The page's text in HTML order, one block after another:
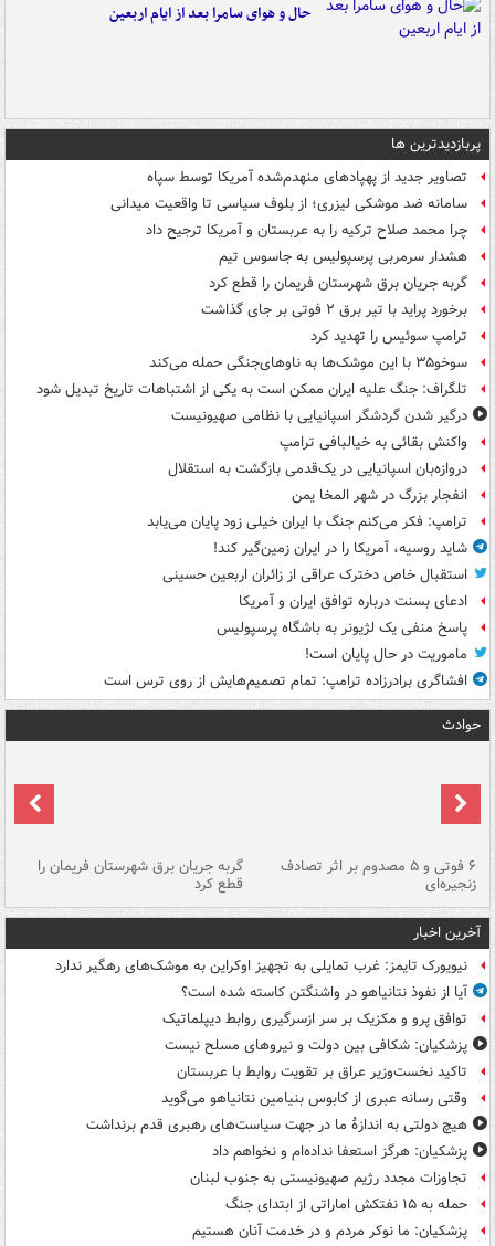
حال و هوای سامرا بعد از ایام اربعین
پربازدیدترین ها
تصاویر جدید از پهپادهای منهدم‌شده آمریکا توسط سپاه
سامانه ضد موشکی لیزری؛ از بلوف سیاسی تا واقعیت میدانی
چرا محمد صلاح ترکیه را به عربستان و آمریکا ترجیح داد
هشدار سرمربی پرسپولیس به جاسوس تیم
گربه جریان برق شهرستان فریمان را قطع کرد
برخورد پراید با تیر برق ۲ فوتی بر جای گذاشت
ترامپ سوئیس را تهدید کرد
سوخو۳۵ با این موشک‌ها به ناوهای‌جنگی حمله می‌کند
تلگراف: جنگ علیه ایران ممکن است به یکی از اشتباهات تاریخ تبدیل شود
درگیر شدن گردشگر اسپانیایی با نظامی صهیونیست
واکنش بقائی به خیالبافی ترامپ
دروازه‌بان اسپانیایی در یک‌قدمی بازگشت به استقلال
انفجار بزرگ در شهر المخا یمن
ترامپ: فکر می‌کنم جنگ با ایران خیلی زود پایان می‌یابد
شاید روسیه، آمریکا را در ایران زمین‌گیر کند!
استقبال خاص دخترک عراقی از زائران اربعین حسینی
ادعای بسنت درباره توافق ایران و آمریکا
پاسخ منفی یک لژیونر به باشگاه پرسپولیس
ماموریت در حال پایان است!
افشاگری برادرزاده ترامپ: تمام تصمیم‌هایش از روی ترس است
حوادث
۶ فوتی و ۵ مصدوم بر اثر تصادف
زنجیره‌ای
گربه جریان برق شهرستان فریمان را
قطع کرد
آخرین اخبار
نیویورک تایمز: غرب تمایلی به تجهیز اوکراین به موشک‌های رهگیر ندارد
آیا از نفوذ نتانیاهو در واشنگتن کاسته شده است؟
توافق پرو و مکزیک بر سر ازسرگیری روابط دیپلماتیک
پزشکیان: شکافی بین دولت و نیروهای مسلح نیست
تاکید نخست‌وزیر عراق بر تقویت روابط با عربستان
وقتی رسانه عبری از کابوس بنیامین نتانیاهو می‌گوید
هیچ دولتی به اندازۀ ما در جهت سیاست‌های رهبری قدم برنداشت
پزشکیان: هرگز استعفا نداده‌ام و نخواهم داد
تجاوزات مجدد رژیم صهیونیستی به جنوب لبنان
حمله به ۱۵ نفتکش‌ اماراتی از ابتدای جنگ
پزشکیان: ما نوکر مردم و در خدمت آنان هستیم